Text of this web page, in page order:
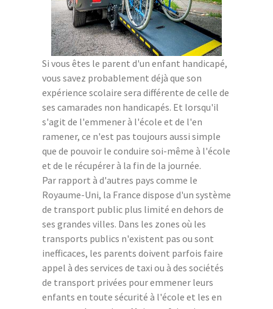
Si vous êtes le parent d'un enfant handicapé,
vous savez probablement déjà que son
expérience scolaire sera différente de celle de
ses camarades non handicapés. Et lorsqu'il
s'agit de l'emmener à l'école et de l'en
ramener, ce n'est pas toujours aussi simple
que de pouvoir le conduire soi-même à l'école
et de le récupérer à la fin de la journée.
Par rapport à d'autres pays comme le
Royaume-Uni, la France dispose d'un système
de transport public plus limité en dehors de
ses grandes villes. Dans les zones où les
transports publics n'existent pas ou sont
inefficaces, les parents doivent parfois faire
appel à des services de taxi ou à des sociétés
de transport privées pour emmener leurs
enfants en toute sécurité à l'école et les en